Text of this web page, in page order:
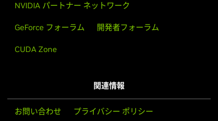
NVIDIA パートナー ネットワーク
GeForce フォーラム 開発者フォーラム
CUDA Zone
関連情報
お問い合わせ プライバシー ポリシー